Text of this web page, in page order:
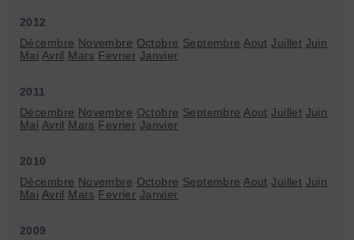
2012
Décembre Novembre Octobre Septembre Aout Juillet Juin
Mai Avril Mars Fevrier Janvier
2011
Décembre Novembre Octobre Septembre Aout Juillet Juin
Mai Avril Mars Fevrier Janvier
2010
Décembre Novembre Octobre Septembre Aout Juillet Juin
Mai Avril Mars Fevrier Janvier
2009